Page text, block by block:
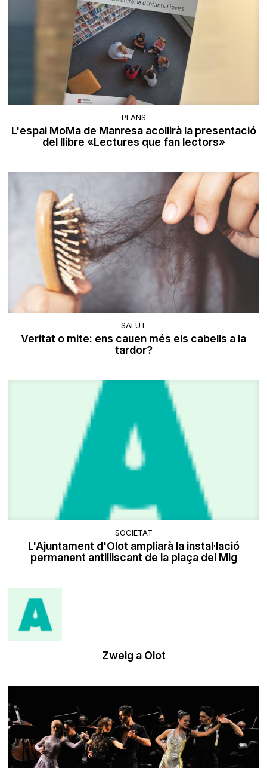
PLANS
L'espai MoMa de Manresa acollirà la presentació
del llibre «Lectures que fan lectors»
SALUT
Veritat o mite: ens cauen més els cabells a la
tardor?
SOCIETAT
L'Ajuntament d'Olot ampliarà la instal·lació
permanent antilliscant de la plaça del Mig
Zweig a Olot